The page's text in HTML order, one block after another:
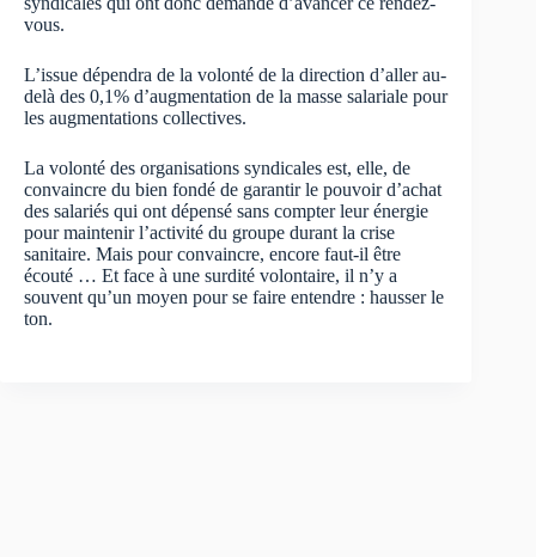
vous.
L’issue dépendra de la volonté de la direction d’aller au-
delà des 0,1% d’augmentation de la masse salariale pour
les augmentations collectives.
La volonté des organisations syndicales est, elle, de
convaincre du bien fondé de garantir le pouvoir d’achat
des salariés qui ont dépensé sans compter leur énergie
pour maintenir l’activité du groupe durant la crise
sanitaire. Mais pour convaincre, encore faut-il être
écouté … Et face à une surdité volontaire, il n’y a
souvent qu’un moyen pour se faire entendre : hausser le
ton.